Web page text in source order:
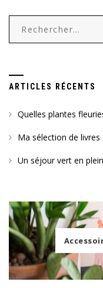
Rechercher :
ARTICLES RÉCENTS
Quelles plantes
Ma sélection de livres
Un séjour vert en